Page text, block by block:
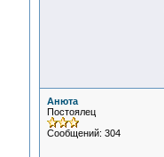
Анюта
Постоялец
Сообщений: 304